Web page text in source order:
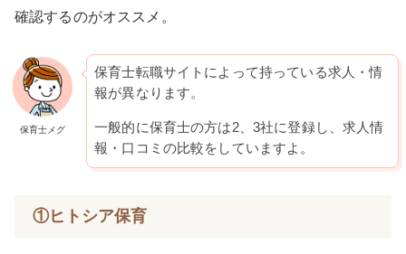
確認するのがオススメ。
保育士メグ
保育士転職サイトによって持っている求人・情
報が異なります。
一般的に保育士の方は2、3社に登録し、求人情
報・口コミの比較をしていますよ。
①ヒトシア保育